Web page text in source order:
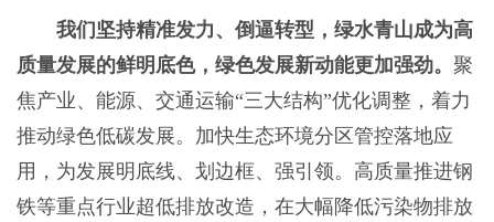
我们坚持精准发力、倒逼转型，绿水青山成为高
质量发展的鲜明底色，绿色发展新动能更加强劲。 聚
焦产业、能源、交通运输“三大结构”优化调整，着力
推动绿色低碳发展。加快生态环境分区管控落地应
用，为发展明底线、划边框、强引领。高质量推进钢
铁等重点行业超低排放改造，在大幅降低污染物排放